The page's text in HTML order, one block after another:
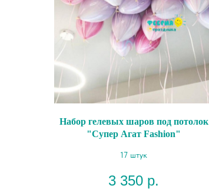
Набор гелевых шаров под потолок
"Супер Агат Fashion"
17 штук
3 350 р.